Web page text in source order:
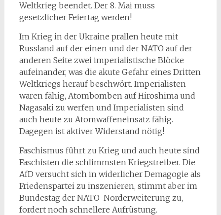
Weltkrieg beendet. Der 8. Mai muss
gesetzlicher Feiertag werden!
Im Krieg in der Ukraine prallen heute mit
Russland auf der einen und der NATO auf der
anderen Seite zwei imperialistische Blöcke
aufeinander, was die akute Gefahr eines Dritten
Weltkriegs herauf beschwört. Imperialisten
waren fähig, Atombomben auf Hiroshima und
Nagasaki zu werfen und Imperialisten sind
auch heute zu Atomwaffeneinsatz fähig.
Dagegen ist aktiver Widerstand nötig!
Faschismus führt zu Krieg und auch heute sind
Faschisten die schlimmsten Kriegstreiber. Die
AfD versucht sich in widerlicher Demagogie als
Friedenspartei zu inszenieren, stimmt aber im
Bundestag der NATO-Norderweiterung zu,
fordert noch schnellere Aufrüstung.